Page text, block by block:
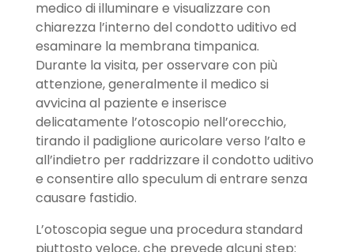
medico di illuminare e visualizzare con
chiarezza l’interno del condotto uditivo ed
esaminare la membrana timpanica.
Durante la visita, per osservare con più
attenzione, generalmente il medico si
avvicina al paziente e inserisce
delicatamente l’otoscopio nell’orecchio,
tirando il padiglione auricolare verso l’alto e
all’indietro per raddrizzare il condotto uditivo
e consentire allo speculum di entrare senza
causare fastidio.
L’otoscopia segue una procedura standard